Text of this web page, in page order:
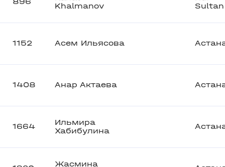
896
Khalmanov
Sultan
1152 Асем Ильясова
1408 Анар Актаева
1664
Ильмира
Хабибулина
Жасмина